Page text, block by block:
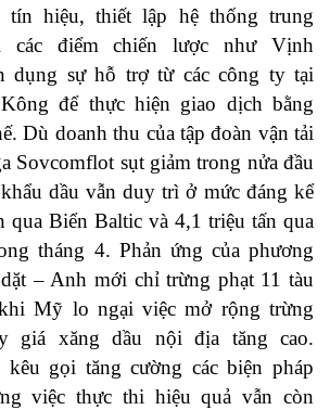
tín hiệu, thiết lập hệ thống trung
các điểm chiến lược như Vịnh
dụng sự hỗ trợ từ các công ty tại
để thực hiện giao dịch bằng
Dù doanh thu của tập đoàn vận tải
Sovcomflot sụt giảm trong nửa đầu
dầu vẫn duy trì ở mức đáng kể
qua Biển Baltic và 4,1 triệu tấn qua
tháng 4. Phản ứng của phương
– Anh mới chỉ trừng phạt 11 tàu
Mỹ lo ngại việc mở rộng trừng
giá xăng dầu nội địa tăng cao.
kêu gọi tăng cường các biện pháp
việc thực thi hiệu quả vẫn còn